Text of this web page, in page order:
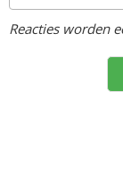
Reacties worden